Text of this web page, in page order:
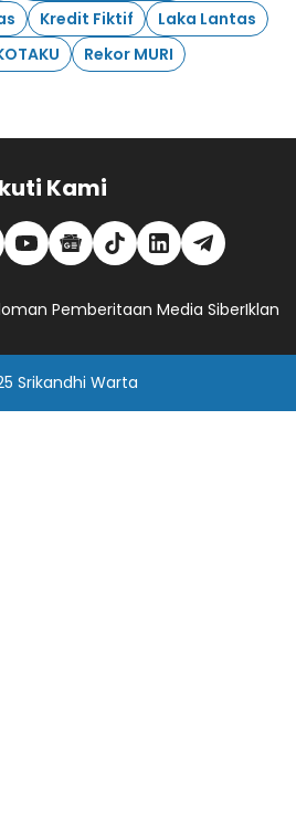
Kredit Fiktif
Laka Lantas
Rekor MURI
Kami
Pemberitaan Media SiberIklan
Srikandhi Warta